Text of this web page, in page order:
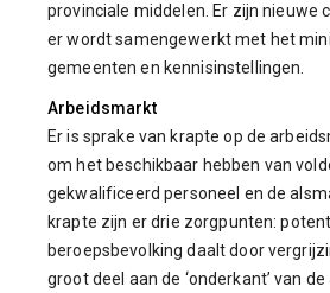
provinciale middelen. Er zijn nieuwe
er wordt samengewerkt met het
gemeenten en kennisinstellingen.
Arbeidsmarkt
Er is sprake van krapte op de
om het beschikbaar hebben van
gekwalificeerd personeel en de
krapte zijn er drie zorgpunten:
beroepsbevolking daalt door
groot deel aan de ‘onderkant’ van